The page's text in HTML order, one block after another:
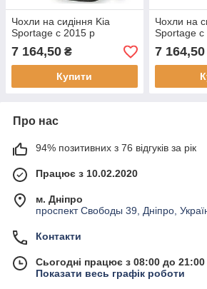
Чохли на сидіння Kia
Sportage c 2015 р
7 164,50 ₴
Купити
Чохли на
Sportage
7 164,50
Про нас
94% позитивних з 76 відгуків за рік
Працює з 10.02.2020
м. Дніпро
проспект Свободы 39, Дніпро,
Контакти
Сьогодні працює з 08:00 до 21:00
Показати весь графік роботи